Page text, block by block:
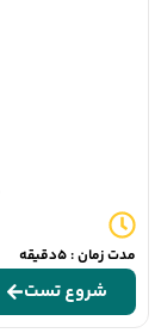
مدت زمان : 5دقیقه
شروع تست